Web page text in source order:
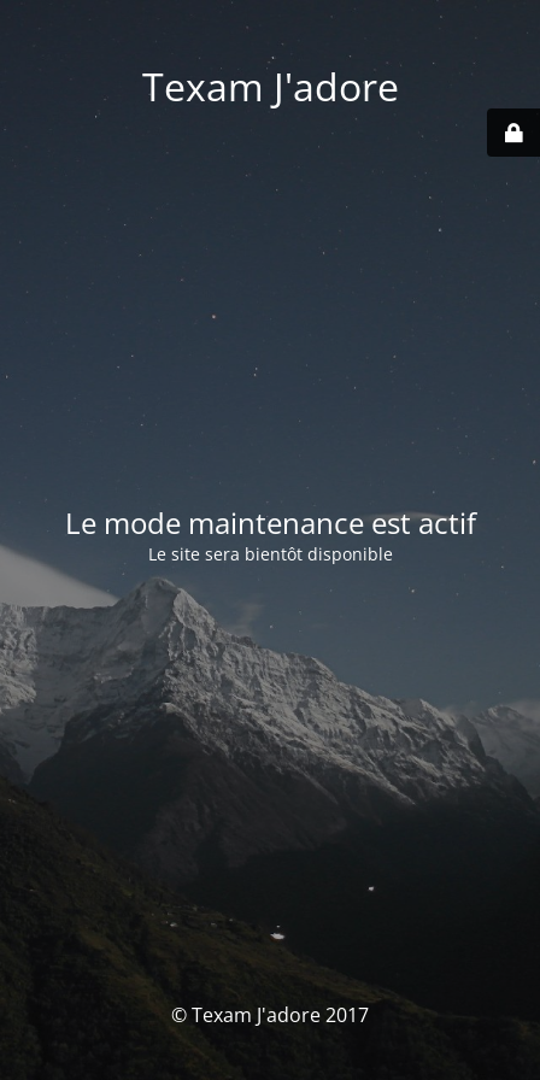
Texam J'adore
Le mode maintenance est actif
Le site sera bientôt disponible
© Texam J'adore 2017